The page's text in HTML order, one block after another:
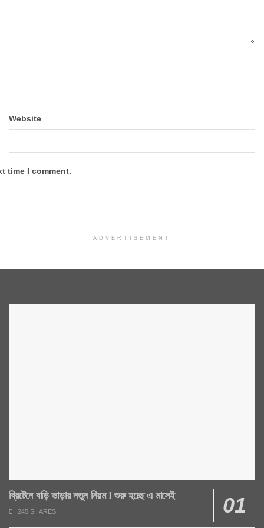
Website
time I comment.
ADVERTISEMENT
ব্রিটেনে বাড়ি ভাড়ার নতুন নিয়ম ! শুরু হচ্ছে এ মাসেই
245 SHARES